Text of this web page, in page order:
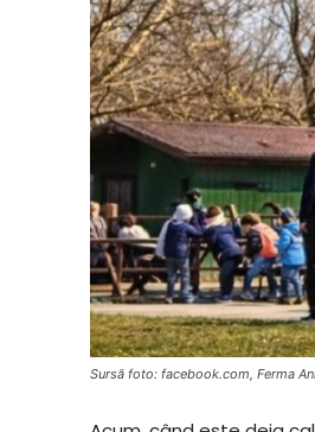
Sursă foto: facebook.com, Ferma